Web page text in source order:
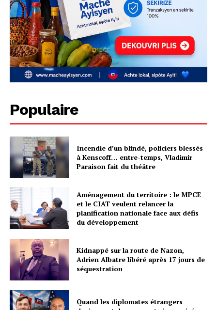
Populaire
Incendie d’un blindé, policiers blessés
à Kenscoff… entre-temps, Vladimir
Paraison fait du théâtre
Aménagement du territoire : le MPCE
et le CIAT veulent relancer la
planification nationale face aux défis
du développement
Kidnappé sur la route de Nazon,
Adrien Albatre libéré après 17 jours de
séquestration
Quand les diplomates étrangers